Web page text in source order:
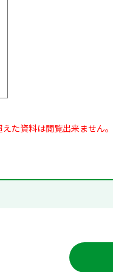
た資料は閲覧出来ません。